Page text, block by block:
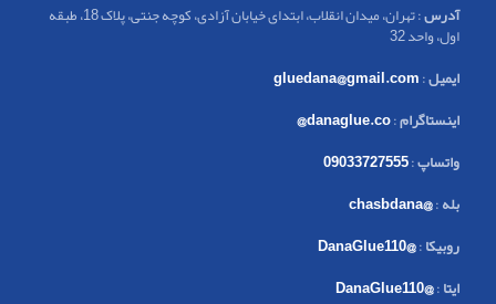
آدرس
: تهران، میدان انقلاب، ابتدای خیابان آزادی، کوچه جنتی، پلاک 18، طبقه
اول، واحد 32
ایمیل:
gluedana@gmail.com
اینستاگرام:
danaglue.co@
واتساپ:
09033727555
بله:
@chasbdana
روبیکا:
@DanaGlue110
ایتا:
@DanaGlue110